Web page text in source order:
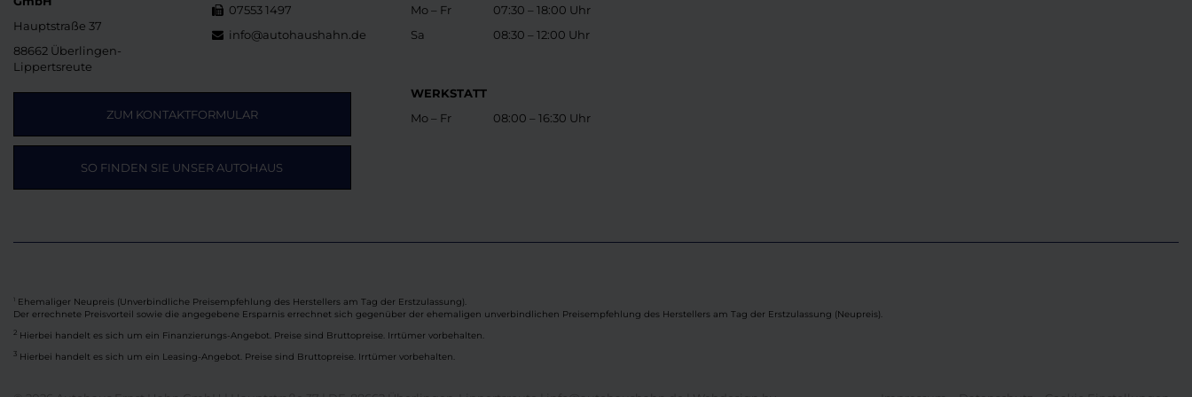
Hauptstraße 37
88662 Überlingen-
Lippertsreute
07553 1497
info@autohaushahn.de
ZUM KONTAKTFORMULAR
SO FINDEN SIE UNSER AUTOHAUS
Mo – Fr
Sa
07:30 – 18:00 Uhr
08:30 – 12:00 Uhr
WERKSTATT
Mo – Fr
08:00 – 16:30 Uhr
Ehemaliger Neupreis (Unverbindliche Preisempfehlung des Herstellers am Tag der Erstzulassung).
Der errechnete Preisvorteil sowie die angegebene Ersparnis errechnet sich gegenüber der ehemaligen unverbindlichen Preisempfehlung des Herstellers am Tag der Erstzulassung (Neupreis).
2 Hierbei handelt es sich um ein Finanzierungs-Angebot. Preise sind Bruttopreise. Irrtümer vorbehalten.
3 Hierbei handelt es sich um ein Leasing-Angebot. Preise sind Bruttopreise. Irrtümer vorbehalten.